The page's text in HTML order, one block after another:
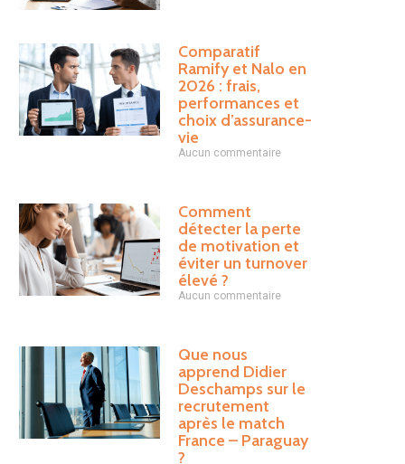
Comparatif
Ramify et Nalo en
2026 : frais,
performances et
choix d’assurance-
vie
Aucun commentaire
Comment
détecter la perte
de motivation et
éviter un turnover
élevé ?
Aucun commentaire
Que nous
apprend Didier
Deschamps sur le
recrutement
après le match
France – Paraguay
?